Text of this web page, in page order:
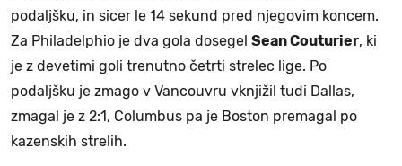
podaljšku, in sicer le 14 sekund pred njegovim koncem.
Za Philadelphio je dva gola dosegel Sean Couturier, ki
je z devetimi goli trenutno četrti strelec lige. Po
podaljšku je zmago v Vancouvru vknjižil tudi Dallas,
zmagal je z 2:1, Columbus pa je Boston premagal po
kazenskih strelih.